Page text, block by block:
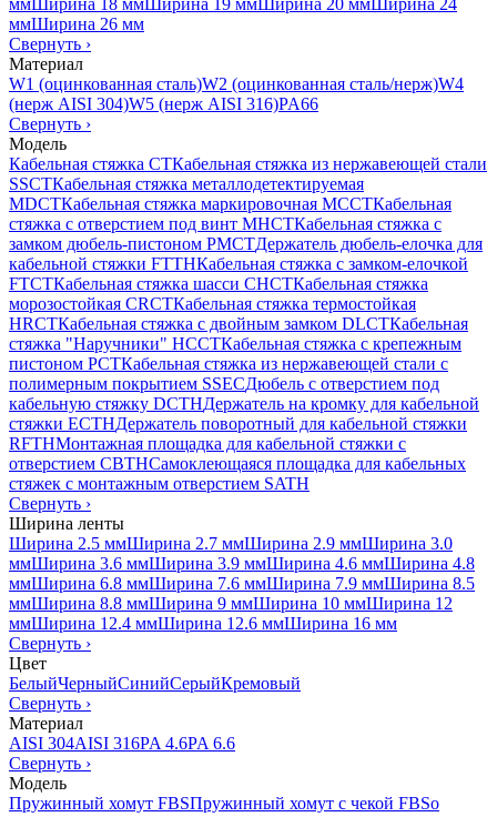
ммШирина 18 ммШирина 19 ммШирина 20 ммШирина 24
ммШирина 26 мм
Свернуть ›
Материал
W1 (оцинкованная сталь)W2 (оцинкованная сталь/нерж)W4
(нерж AISI 304)W5 (нерж AISI 316)PA66
Свернуть ›
Модель
Кабельная стяжка CTКабельная стяжка из нержавеющей стали
SSCTКабельная стяжка металлодетектируемая
MDCTКабельная стяжка маркировочная MCCTКабельная
стяжка с отверстием под винт MHCTКабельная стяжка с
замком дюбель-пистоном PMCTДержатель дюбель-елочка для
кабельной стяжки FTTHКабельная стяжка c замком-елочкой
FTCTКабельная стяжка шасси CHCTКабельная стяжка
морозостойкая CRCTКабельная стяжка термостойкая
HRCTКабельная стяжка с двойным замком DLCTКабельная
стяжка "Наручники" HCCTКабельная стяжка с крепежным
пистоном PCTКабельная стяжка из нержавеющей стали с
полимерным покрытием SSECДюбель с отверстием под
кабельную стяжку DCTHДержатель на кромку для кабельной
стяжки ECTHДержатель поворотный для кабельной стяжки
RFTHМонтажная площадка для кабельной стяжки с
отверстием CBTHСамоклеющаяся площадка для кабельных
стяжек с монтажным отверстием SATH
Свернуть ›
Ширина ленты
Ширина 2.5 ммШирина 2.7 ммШирина 2.9 ммШирина 3.0
ммШирина 3.6 ммШирина 3.9 ммШирина 4.6 ммШирина 4.8
ммШирина 6.8 ммШирина 7.6 ммШирина 7.9 ммШирина 8.5
ммШирина 8.8 ммШирина 9 ммШирина 10 ммШирина 12
ммШирина 12.4 ммШирина 12.6 ммШирина 16 мм
Свернуть ›
Цвет
БелыйЧерныйСинийСерыйКремовый
Свернуть ›
Материал
AISI 304AISI 316PA 4.6PA 6.6
Свернуть ›
Модель
Пружинный хомут FBSПружинный хомут с чекой FBSo